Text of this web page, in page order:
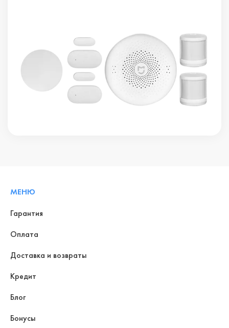
МЕНЮ
Гарантия
Оплата
Доставка и возвраты
Кредит
Блог
Бонусы